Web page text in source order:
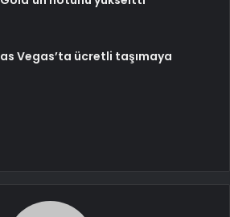
Vegas’ta ücretli taşımaya